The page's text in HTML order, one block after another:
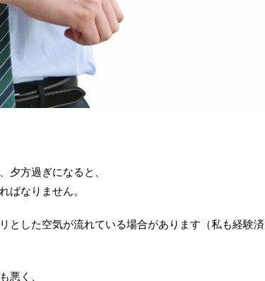
夕方過ぎになると、
ばなりません。
とした空気が流れている場合があります（私も経験済
悪く、